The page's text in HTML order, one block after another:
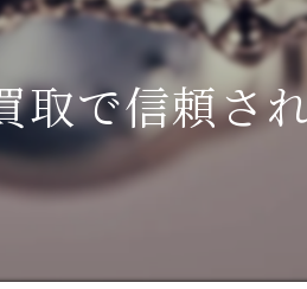
美術品
出張
無料相談
取で信頼さ